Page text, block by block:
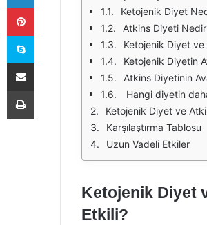
Ketojenik Diyet
Atkins Diyeti
Ketojenik Diyet
Ketojenik Diyetin
Atkins Diyetinin
Hangi diyetin daha etkili olduğu, bireylerin hedeflerine, yaşam tarzlarına ve sağlık durumlarına bağlı olarak değişir. Ketojenik diyet, hızlı kilo kaybı arayanlar için cazip olabilirken, Atkins diyeti esneklik arayan bireyler için daha sürdürülebilir bir seçenek olabilir. herhangi bir diyete başlamadan önce bir doktora veya beslenme uzmanına danışmak önemlidir. Kişisel ihtiyaçlara uygun bir diyet seçmek, uzun vadeli başarı ve sağlıklı bir yaşam tarzı için kritik öneme sahiptir. Ketojenik Diyet ve Atkins Diyeti: Hangi Beslenme Şekli Daha Etkili? Ketojenik diyet, vücudu ketozis durumuna sokarak yağları enerji kaynağı olarak kullanmaya yönlendiren bir
Ketojenik Diyet ve
Karşılaştırma Tablosu
Uzun Vadeli Etkiler
Ketojenik Diyet
Etkili?
Pinterest
Skype
E-Posta ile paylaş